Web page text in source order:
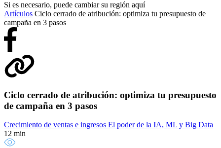
Si es necesario, puede cambiar su región aquí
Artículos Ciclo cerrado de atribución: optimiza tu presupuesto de
campaña en 3 pasos
Ciclo cerrado de atribución: optimiza tu presupuesto
de campaña en 3 pasos
Crecimiento de ventas e ingresos El poder de la IA, ML y Big Data
12 min